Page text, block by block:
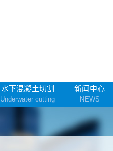
水下混凝土切割
Underwater cutting
新闻中心
NEWS
公司新闻
混凝土切割